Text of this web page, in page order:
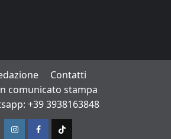
Contatti
comunicato stampa
+39 3938163848